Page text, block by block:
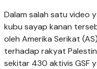
Dalam salah satu video
kubu sayap kanan
oleh Amerika Serikat
terhadap rakyat
sekitar 430 aktivis GSF